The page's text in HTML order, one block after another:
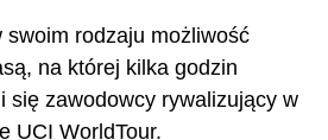
swoim rodzaju możliwość
na której kilka godzin
się zawodowcy rywalizujący w
UCI WorldTour.